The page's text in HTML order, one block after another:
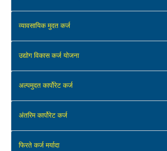
व्‍यावसायिक मुदत कर्ज
उद्योग विकास कर्ज योजना
अल्‍पमुदत कार्पोरेट कर्ज
अंतरिम कार्पोरेट कर्ज
फिरते कर्ज मर्यादा